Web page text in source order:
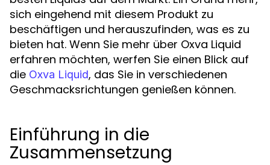
sich eingehend mit diesem Produkt zu
beschäftigen und herauszufinden, was es zu
bieten hat. Wenn Sie mehr über Oxva Liquid
erfahren möchten, werfen Sie einen Blick auf
die Oxva Liquid, das Sie in verschiedenen
Geschmacksrichtungen genießen können.
Einführung in die
Zusammensetzung